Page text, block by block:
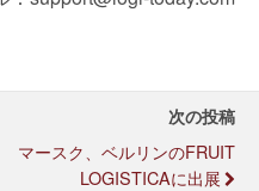
次の投稿
マースク、ベルリンのFRUIT
LOGISTICAに出展